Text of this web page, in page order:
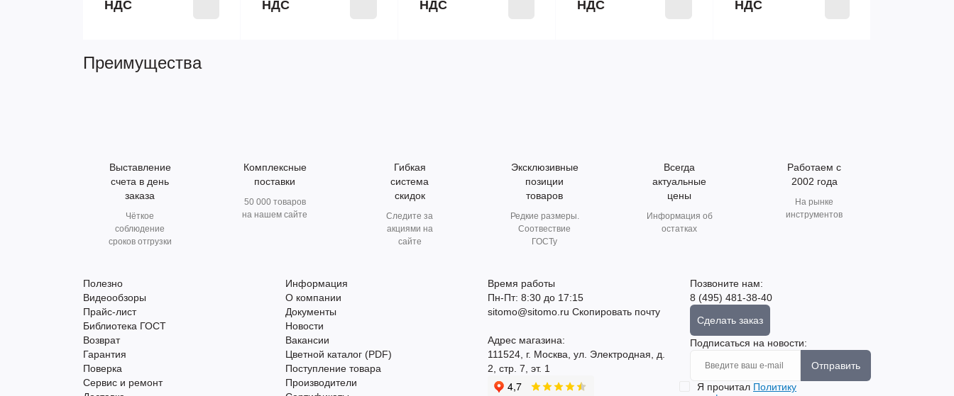
НДС
НДС
НДС
НДС
НДС
Преимущества
Выставление
счета в день
заказа
Чёткое
соблюдение
сроков отгрузки
Комплексные
поставки
50 000 товаров
на нашем сайте
Гибкая
система
скидок
Следите за
акциями на
сайте
Эксклюзивные
позиции
товаров
Редкие размеры.
Соотвествие
ГОСТу
Всегда
актуальные
цены
Информация об
остатках
Работаем с
2002 года
На рынке
инструментов
Полезно
Видеообзоры
Прайс-лист
Библиотека ГОСТ
Возврат
Гарантия
Поверка
Сервис и ремонт
Информация
О компании
Документы
Новости
Вакансии
Цветной каталог (PDF)
Поступление товара
Производители
Время работы
Пн-Пт: 8:30 до 17:15
sitomo@sitomo.ru Скопировать почту
Адрес магазина:
111524, г. Москва, ул. Электродная, д.
2, стр. 7, эт. 1
Позвоните нам:
8 (495) 481-38-40
Сделать заказ
Подписаться на новости:
Отправить
Я прочитал Политику